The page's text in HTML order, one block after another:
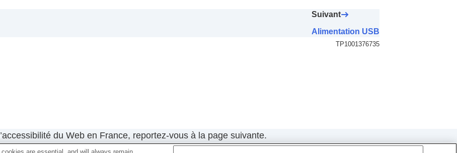
Suivant
Alimentation USB
TP1001376735
du Web en France, reportez-vous à la page suivante.